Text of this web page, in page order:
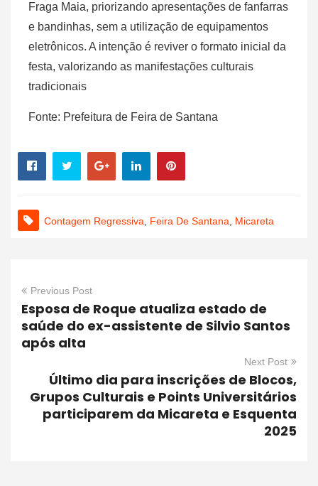
Fraga Maia, priorizando apresentações de fanfarras
e bandinhas, sem a utilização de equipamentos
eletrônicos. A intenção é reviver o formato inicial da
festa, valorizando as manifestações culturais
tradicionais
Fonte: Prefeitura de Feira de Santana
Contagem Regressiva Feira De Santana Micareta
Previous Post
Esposa de Roque atualiza estado de
saúde do ex-assistente de Silvio Santos
após alta
Next Post
Último dia para inscrições de Blocos,
Grupos Culturais e Points Universitários
participarem da Micareta e Esquenta
2025